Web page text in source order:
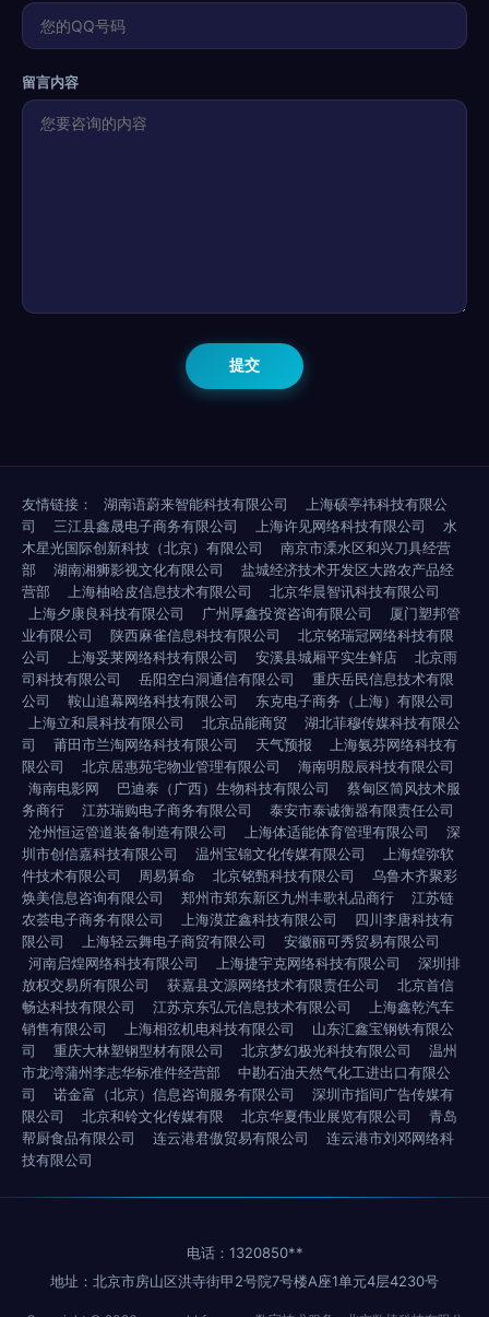
留言内容
友情链接： 湖南语蔚来智能科技有限公司
上海硕亭祎科技有限公
司
三江县鑫晟电子商务有限公司 上海许见网络科技有限公司
水
木星光国际创新科技（北京）有限公司
南京市溧水区和兴刀具经营
部
湖南湘狮影视文化有限公司
盐城经济技术开发区大路农产品经
营部
上海柚哈皮信息技术有限公司
北京华晨智讯科技有限公司
上海夕康良科技有限公司
广州厚鑫投资咨询有限公司
厦门塑邦管
业有限公司
陕西麻雀信息科技有限公司
北京铭瑞冠网络科技有限
公司
上海妥莱网络科技有限公司 安溪县城厢平实生鲜店
北京雨
司科技有限公司
岳阳空白洞通信有限公司
重庆岳民信息技术有限
公司
鞍山追幕网络科技有限公司
东克电子商务（上海）有限公司
上海立和晨科技有限公司
北京品能商贸
湖北菲穆传媒科技有限公
司
莆田市兰淘网络科技有限公司 天气预报
上海氨芬网络科技有
限公司
北京居惠苑宅物业管理有限公司
海南明殷辰科技有限公司
海南电影网
巴迪泰（广西）生物科技有限公司
蔡甸区简风技术服
务商行
江苏瑞购电子商务有限公司
泰安市泰诚衡器有限责任公司
沧州恒运管道装备制造有限公司
上海体适能体育管理有限公司
深
圳市创信嘉科技有限公司
温州宝锦文化传媒有限公司
上海煌弥软
件技术有限公司
周易算命 北京铭甄科技有限公司
乌鲁木齐聚彩
焕美信息咨询有限公司
郑州市郑东新区九州丰歌礼品商行
江苏链
农荟电子商务有限公司
上海漠芷鑫科技有限公司
四川李唐科技有
限公司
上海轻云舞电子商贸有限公司
安徽丽可秀贸易有限公司
河南启煌网络科技有限公司
上海捷宇克网络科技有限公司
深圳排
放权交易所有限公司
获嘉县文源网络技术有限责任公司
北京首信
畅达科技有限公司
江苏京东弘元信息技术有限公司
上海鑫乾汽车
销售有限公司
上海相弦机电科技有限公司
山东汇鑫宝钢铁有限公
司
重庆大林塑钢型材有限公司 北京梦幻极光科技有限公司
温州
市龙湾蒲州李志华标准件经营部
中勘石油天然气化工进出口有限公
司
诺金富（北京）信息咨询服务有限公司
深圳市指间广告传媒有
限公司
北京和铃文化传媒有限 北京华夏伟业展览有限公司
青岛
帮厨食品有限公司
连云港君傲贸易有限公司
连云港市刘邓网络科
技有限公司
电话：1320850**
地址：北京市房山区洪寺街甲2号院7号楼A座1单元4层4230号